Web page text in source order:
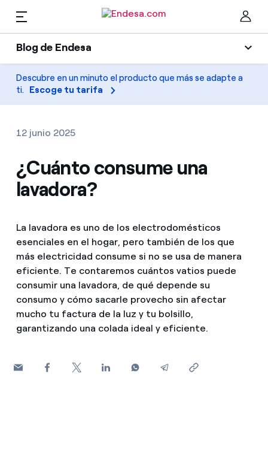
Blog de Endesa
Blog de Endesa
Luz
Climatización
Movilidad
Electrodomésticos
Empresas
Otros
Horarios punta, llano y valle: qué son, cuándo aplican y
Hogares
Encuentra la tarifa que más te conviene
Compara nuestras tarifas de empresa y ahorra
Por cada kWh que ahorres, te descontamos otro
¿Cómo ver mis facturas de Endesa?
¿Cómo cambiar el titular del contrato?
¿Has recibido una oferta para cambiar de
Ofertas para autónomos y Pymes
Movilidad
PARA TI
Solar
Climatización
Compromiso
ES
Descubre en un minuto el producto que más se adapte a
ti. Escoge tu tarifa
12 junio 2025
¿Cuánto consume una
lavadora?
La lavadora es uno de los electrodomésticos
esenciales en el hogar, pero también de los que
más electricidad consume si no se usa de manera
eficiente. Te contaremos cuántos vatios puede
consumir una lavadora, de qué depende su
consumo y cómo sacarle provecho sin afectar
mucho tu factura de la luz y tu bolsillo,
garantizando una colada ideal y eficiente.